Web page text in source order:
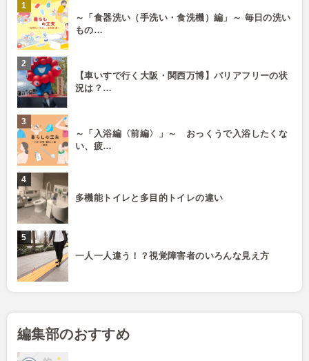
～「食器洗い（手洗い・食洗機）編」～ 毎日の洗い
もの…
【車いすで行く大阪・関西万博】バリアフリーの状
況は？…
～「入浴編〈前編〉」～ おっくうで入浴したくな
い、疲…
多機能トイレと多目的トイレの違い
一人一人違う！？視覚障害者のいろんな見え方
編集部のおすすめ